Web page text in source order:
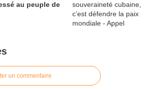
au peuple de
un commentaire